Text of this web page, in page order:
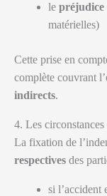
le préjudice
matérielles)
Cette prise en
complète couvrant
indirects.
4. Les
La fixation de
respectives des
si l’accident